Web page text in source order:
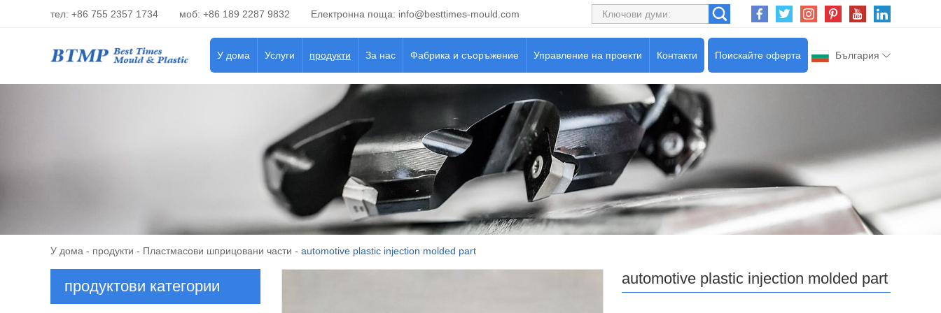
тел: +86 755 2357 1734 моб: +86 189 2287 9832 Електронна поща: info@besttimes-mould.com
България
Поискайте оферта
У дома Услуги продукти За нас Фабрика и съоръжение Управление на проекти Контакти
У дома - продукти - Пластмасови шприцовани части - automotive plastic injection molded part
automotive plastic injection molded part
продуктови категории